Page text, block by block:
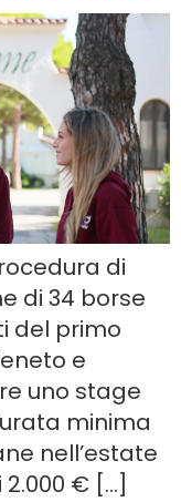
di
di 34 borse
del primo
e
uno stage
minima
nell’estate
2.000 € […]